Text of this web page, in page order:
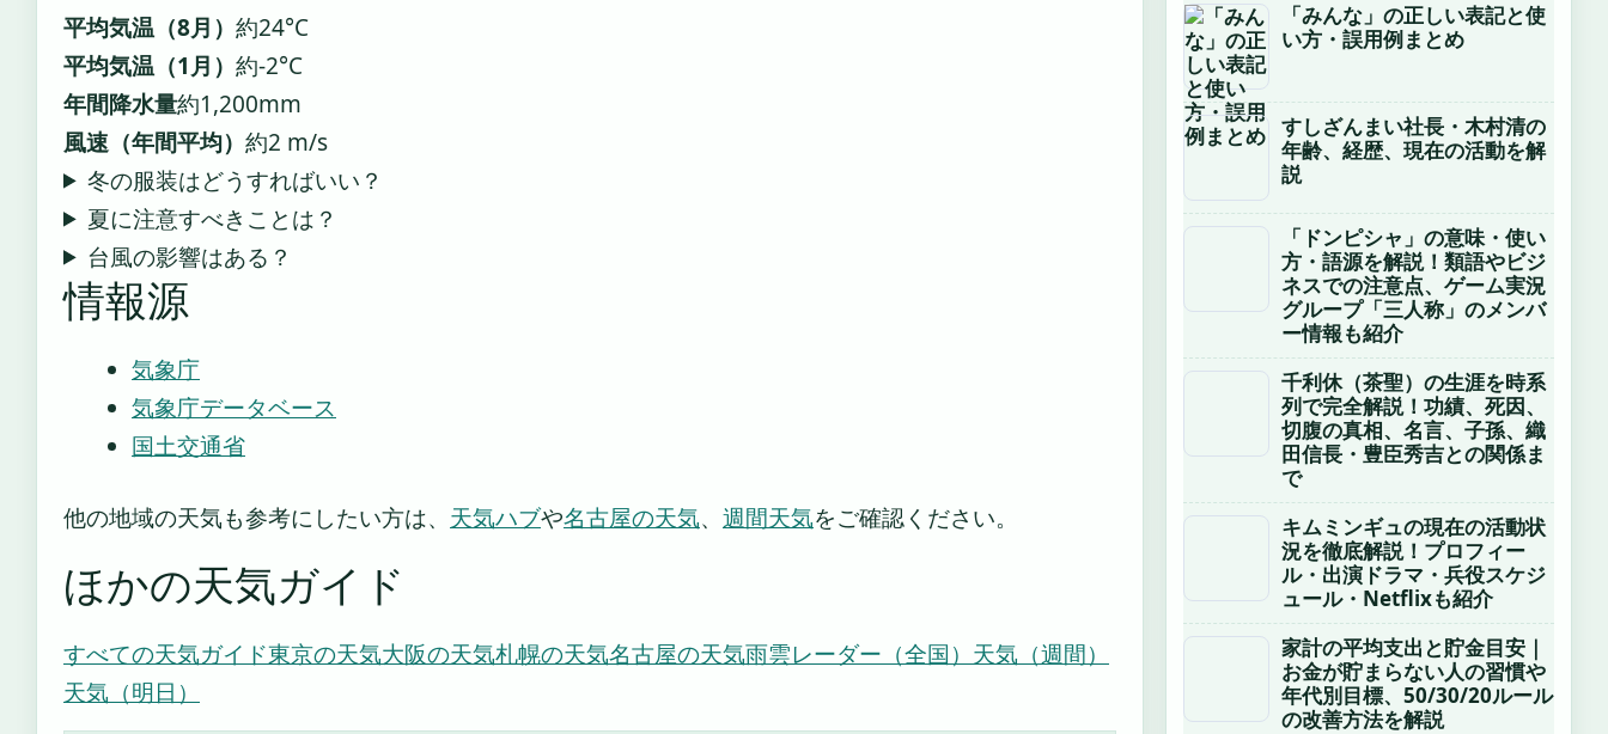
平均気温（8月） 約24°C
平均気温（1月） 約-2°C
年間降水量約1,200mm
風速（年間平均） 約2 m/s
冬の服装はどうすればいい？
夏に注意すべきことは？
台風の影響はある？
情報源
気象庁
気象庁データベース
国土交通省
他の地域の天気も参考にしたい方は、 天気ハブや名古屋の天気、 週間天気をご確認ください。
ほかの天気ガイド
すべての天気ガイド東京の天気大阪の天気札幌の天気名古屋の天気雨雲レーダー（全国） 天気（週間）
天気（明日）
「みんな」の正しい表記と使
い方・誤用例まとめ
すしざんまい社長・木村清の
年齢、経歴、現在の活動を解
説
「ドンピシャ」の意味・使い
方・語源を解説！類語やビジ
ネスでの注意点、ゲーム実況
グループ「三人称」のメンバ
ー情報も紹介
千利休（茶聖）の生涯を時系
列で完全解説！功績、死因、
切腹の真相、名言、子孫、織
田信長・豊臣秀吉との関係ま
で
キムミンギュの現在の活動状
況を徹底解説！プロフィー
ル・出演ドラマ・兵役スケジ
ュール・Netflixも紹介
家計の平均支出と貯金目安｜
お金が貯まらない人の習慣や
年代別目標、50/30/20ルール
の改善方法を解説